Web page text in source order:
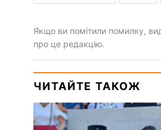
Якщо ви помітили помилку,
про це редакцію.
ЧИТАЙТЕ ТАКОЖ